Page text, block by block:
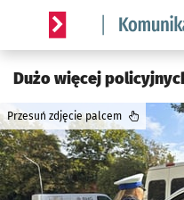
Serwis informacyjny
Dużo więcej
Przesuń zdjęcie palcem